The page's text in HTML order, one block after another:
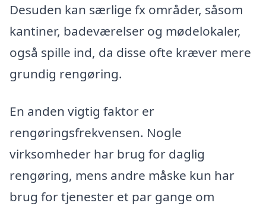
Desuden kan særlige fx områder, såsom
kantiner, badeværelser og mødelokaler,
også spille ind, da disse ofte kræver mere
grundig rengøring.
En anden vigtig faktor er
rengøringsfrekvensen. Nogle
virksomheder har brug for daglig
rengøring, mens andre måske kun har
brug for tjenester et par gange om